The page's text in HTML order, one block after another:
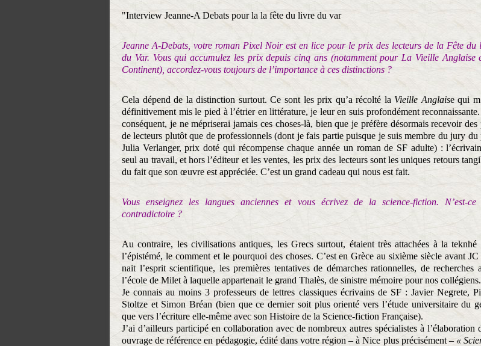
"Interview Jeanne-A Debats pour la la fête du livre du var
Jeanne A-Debats, votre roman Pixel Noir est en lice pour le prix des lecteurs de la Fête du
du Var. Vous qui accumulez les prix depuis cinq ans (notamment pour La Vieille Anglaise
Continent), accordez-vous toujours de l’importance à ces distinctions ?
Cela dépend de la distinction surtout. Ce sont les prix qu’a récolté laVieille Anglaise qui
définitivement mis le pied à l’étrier en littérature, je leur en suis profondément
conséquent, je ne mépriserai jamais ces choses-là, bien que je préfère désormais recevoir
de lecteurs plutôt que de professionnels (dont je fais partie puisque je suis membre du jury
Julia Verlanger, prix doté qui récompense chaque année un roman de SF adulte) :
seul au travail, et hors l’éditeur et les ventes, les prix des lecteurs sont les uniques retours
du fait que son œuvre est appréciée. C’est un grand cadeau qui nous est fait.
Vous enseignez les langues anciennes et vous écrivez de la science-fiction. N’est-ce
contradictoire ?
Au contraire, les civilisations antiques, les Grecs surtout, étaient très attachées à la teknhé
l’épistémé, le comment et le pourquoi des choses. C’est en Grèce au sixième siècle avant JC
nait l’esprit scientifique, les premières tentatives de démarches rationnelles, de recherches
l’école de Milet à laquelle appartenait le grand Thalès, de sinistre mémoire pour nos collégiens.
Je connais au moins 3 professeurs de lettres classiques écrivains de SF : Javier Negrete,
Stoltze et Simon Bréan (bien que ce dernier soit plus orienté vers l’étude universitaire du
que vers l’écriture elle-même avec son Histoire de la Science-fiction Française).
J’ai d’ailleurs participé en collaboration avec de nombreux autres spécialistes à l’élaboration
ouvrage de référence en pédagogie, édité dans votre région – à Nice plus précisément –«